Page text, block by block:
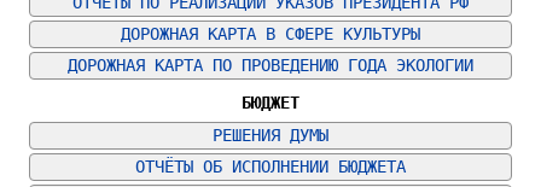
ДОРОЖНАЯ КАРТА В СФЕРЕ КУЛЬТУРЫ
ДОРОЖНАЯ КАРТА ПО ПРОВЕДЕНИЮ ГОДА ЭКОЛОГИИ
БЮДЖЕТ
РЕШЕНИЯ ДУМЫ
ОТЧЁТЫ ОБ ИСПОЛНЕНИИ БЮДЖЕТА